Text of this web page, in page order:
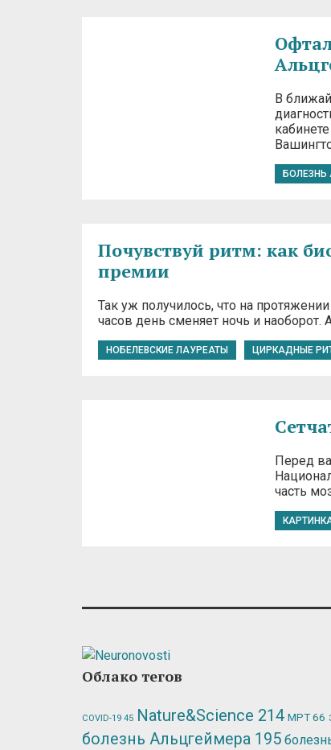
В
БОЛЕЗНЬ
Почувствуй ритм: как
премии
Так уж получилось, что на
часов день сменяет ночь и наоборот.
НОБЕЛЕВСКИЕ ЛАУРЕАТЫ ЦИРКАДНЫЕ
Перед
часть
Облако тегов
COVID-19 45 Nature&Science 214 МРТ66
болезнь Альцгеймера 195